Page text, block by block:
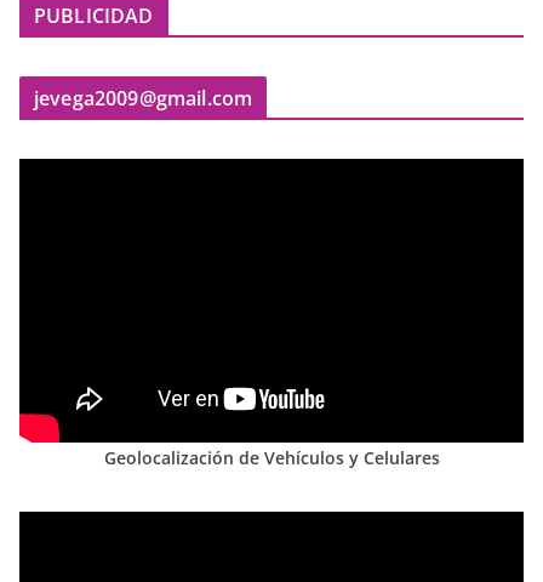
PUBLICIDAD
jevega2009@gmail.com
Geolocalización de Vehículos y Celulares